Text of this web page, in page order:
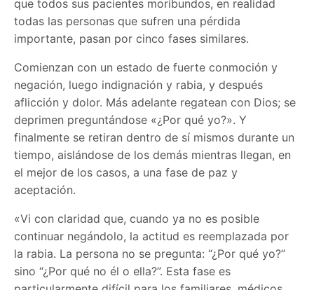
que todos sus pacientes moribundos, en realidad
todas las personas que sufren una pérdida
importante, pasan por cinco fases similares.
Comienzan con un estado de fuerte conmoción y
negación, luego indignación y rabia, y después
aflicción y dolor. Más adelante regatean con Dios; se
deprimen preguntándose «¿Por qué yo?». Y
finalmente se retiran dentro de sí mismos durante un
tiempo, aislándose de los demás mientras llegan, en
el mejor de los casos, a una fase de paz y
aceptación.
«Vi con claridad que, cuando ya no es posible
continuar negándolo, la actitud es reemplazada por
la rabia. La persona no se pregunta: “¿Por qué yo?”
sino “¿Por qué no él o ella?”. Esta fase es